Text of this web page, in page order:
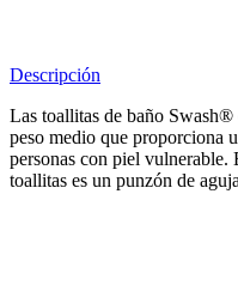
Descripción
Las toallitas de baño Swash®
peso medio que proporciona
personas con piel
toallitas es un punzón de